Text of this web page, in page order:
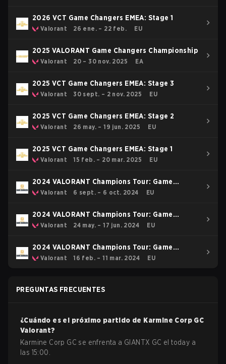
2026 VCT Game Changers EMEA: Stage 1
Valorant 26 ene. – 22 feb. EU
2025 VALORANT Game Changers Championship
Valorant 20 – 30 nov. 2025 EA
2025 VCT Game Changers EMEA: Stage 3
Valorant 30 sept. – 2 nov. 2025 EU
2025 VCT Game Changers EMEA: Stage 2
Valorant 26 may. – 19 jun. 2025 EU
2025 VCT Game Changers EMEA: Stage 1
Valorant 15 feb. – 20 mar. 2025 EU
2024 VALORANT Champions Tour: Game
Changers EMEA Stage 3
Valorant 6 sept. – 6 oct. 2024 EU
2024 VALORANT Champions Tour: Game
Changers EMEA Stage 2
Valorant 24 may. – 17 jun. 2024 EU
2024 VALORANT Champions Tour: Game
Changers EMEA Stage 1
Valorant 16 feb. – 11 mar. 2024 EU
PREGUNTAS FRECUENTES
¿Cuándo es el próximo partido de Karmine Corp GC
Valorant?
Karmine Corp GC se enfrenta a GIANTX GC el today a
las 15:00.